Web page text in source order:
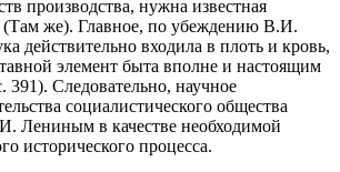
производства, нужна известная
(Там же). Главное, по убеждению В.И.
действительно входила в плоть и кровь,
элемент быта вполне и настоящим
391). Следовательно, научное
социалистического общества
Лениным в качестве необходимой
исторического процесса.